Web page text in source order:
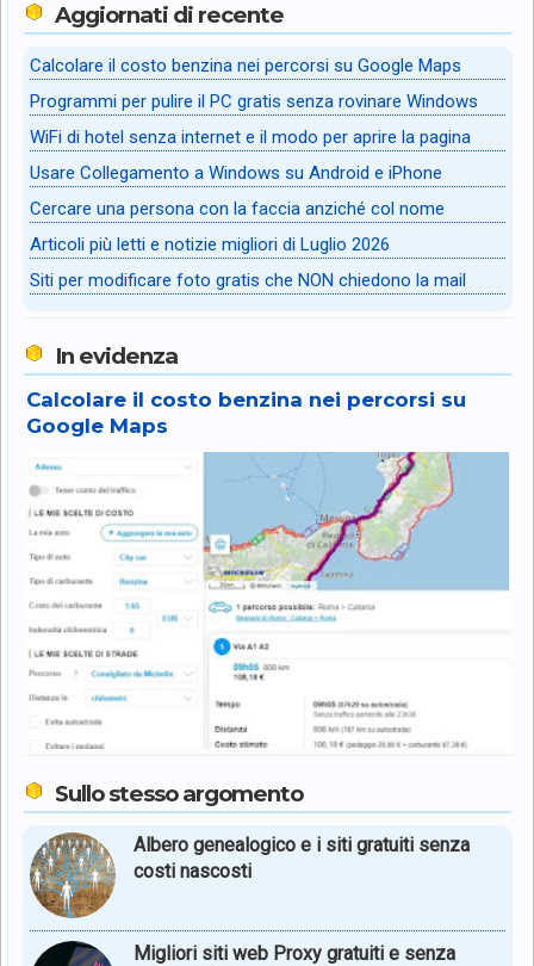
Aggiornati di recente
Calcolare il costo benzina nei percorsi su Google Maps
Programmi per pulire il PC gratis senza rovinare Windows
WiFi di hotel senza internet e il modo per aprire la pagina
Usare Collegamento a Windows su Android e iPhone
Cercare una persona con la faccia anziché col nome
Articoli più letti e notizie migliori di Luglio 2026
Siti per modificare foto gratis che NON chiedono la mail
In evidenza
Calcolare il costo benzina nei percorsi su
Google Maps
Sullo stesso argomento
Albero genealogico e i siti gratuiti senza
costi nascosti
Migliori siti web Proxy gratuiti e senza